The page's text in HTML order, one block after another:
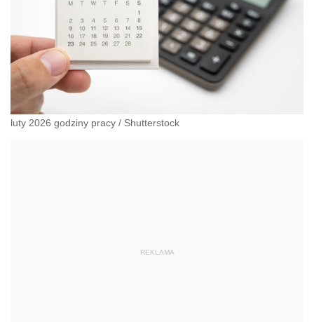
luty 2026 godziny pracy / Shutterstock